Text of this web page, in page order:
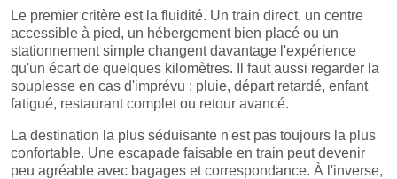
Le premier critère est la fluidité. Un train direct, un centre
accessible à pied, un hébergement bien placé ou un
stationnement simple changent davantage l'expérience
qu'un écart de quelques kilomètres. Il faut aussi regarder la
souplesse en cas d'imprévu : pluie, départ retardé, enfant
fatigué, restaurant complet ou retour avancé.
La destination la plus séduisante n'est pas toujours la plus
confortable. Une escapade faisable en train peut devenir
peu agréable avec bagages et correspondance. À l'inverse,